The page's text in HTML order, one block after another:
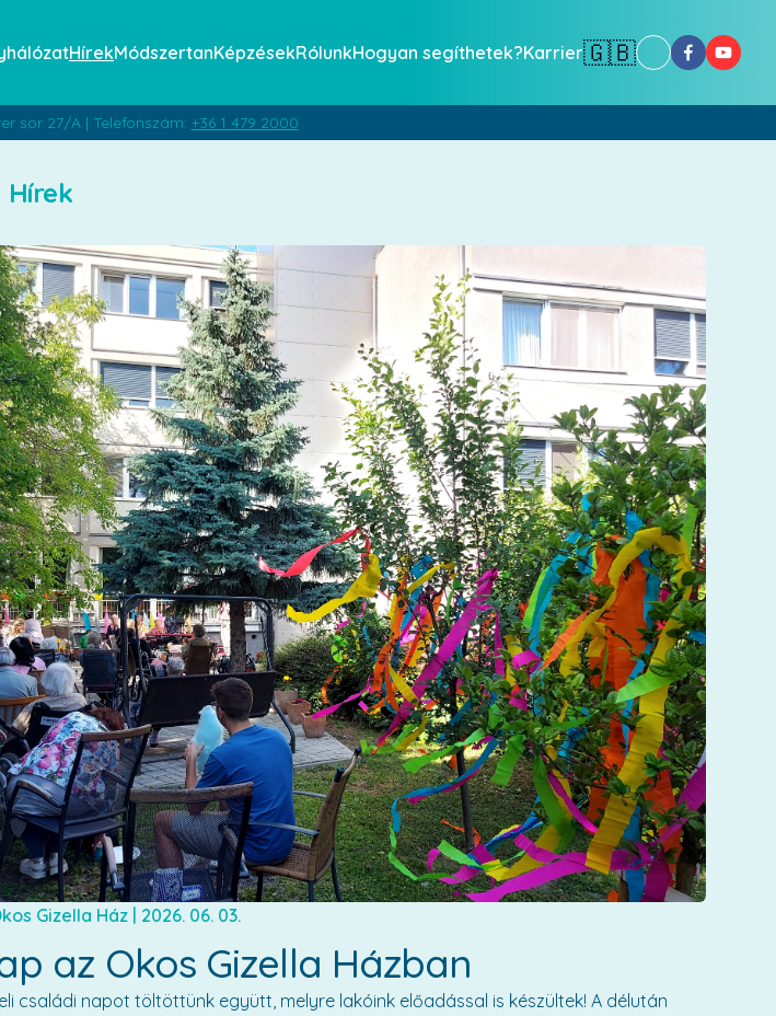
HírekMódszertanKépzésekRólunkHogyan segíthetek?Karrier🇬🇧
sor 27/A | Telefonszám: +36 1 479 2000
Hírek
Gizella Ház 2026. 06. 03.
az Okos Gizella Házban
családi napot töltöttünk együtt, melyre lakóink előadással is készültek! A délután